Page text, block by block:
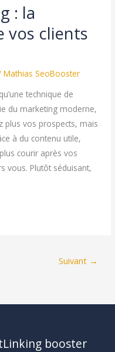
: la
vos clients
Mathias SeoBooster
technique de
du marketing moderne,
plus vos prospects, mais
à du contenu utile,
courir après vos
vous. Plutôt séduisant,
Suivant →
booster